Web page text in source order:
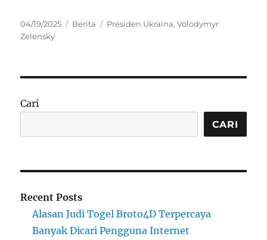
Posted
on
04/19/2025 Categories
Berita Tags
Presiden Ukraina,Volodymyr
Zelensky
Cari
CARI
Recent Posts
Alasan Judi Togel Broto4D Terpercaya
Banyak Dicari Pengguna Internet